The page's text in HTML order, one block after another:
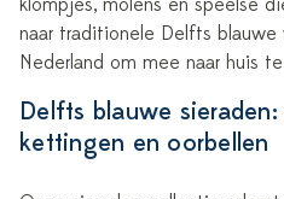
klompjes, molens en speelse
naar traditionele Delfts blauwe
Nederland om mee naar huis
Delfts blauwe sieraden:
kettingen en oorbellen